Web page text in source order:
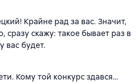
Крайне рад за вас. Значит,
сразу скажу: такое бывает раз в
вас будет.
Кому той конкурс здався…